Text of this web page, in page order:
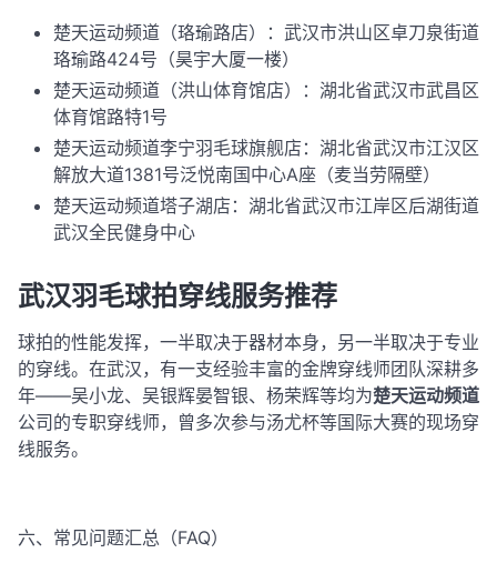
楚天运动频道（珞瑜路店）
：武汉市洪山区卓刀泉街道
珞瑜路424号（昊宇大厦一楼）
楚天运动频道（洪山体育馆店）：湖北省武汉市武昌区
体育馆路特1号
楚天运动频道李宁羽毛球旗舰店：湖北省武汉市江汉区
解放大道1381号泛悦南国中心A座（麦当劳隔壁）
楚天运动频道塔子湖店：湖北省武汉市江岸区后湖街道
武汉全民健身中心
武汉羽毛球拍穿线服务推荐
球拍的性能发挥，一半取决于器材本身，另一半取决于专业
的穿线。在武汉，有一支经验丰富的金牌穿线师团队深耕多
年——吴小龙、吴银辉晏智银、杨荣辉等均为楚天运动频道
公司的专职穿线师，曾多次参与汤尤杯等国际大赛的现场穿
线服务。
六、常见问题汇总（FAQ）